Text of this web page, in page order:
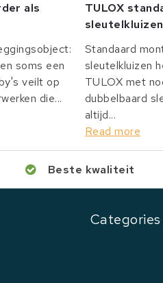
als
soms een
veilt op
die...
TULOX
sleutelkluizen
Standaard
sleutelkluizen
TULOX met
dubbelbaard
altijd...
Read more
Beste kwaliteit
Categories